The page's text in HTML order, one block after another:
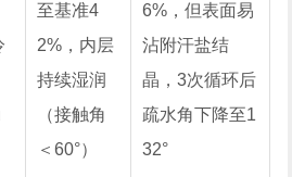
至基准4
2%，内层
持续湿润
（接触角
＜60°）
6%，但表面易
沾附汗盐结
晶，3次循环后
疏水角下降至1
32°